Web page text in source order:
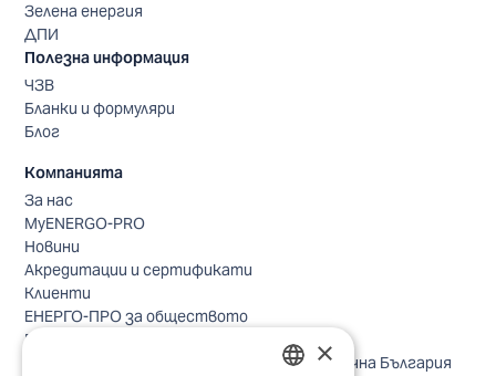
Зелена енергия
ДПИ
Полезна информация
ЧЗВ
Бланки и формуляри
Блог
Компанията
За нас
MyENERGO-PRO
Новини
Акредитации и сертификати
Клиенти
ЕНЕРГО-ПРО за обществото
Реализирани проекти
Безопасно небе за птиците в Североизточна България
×